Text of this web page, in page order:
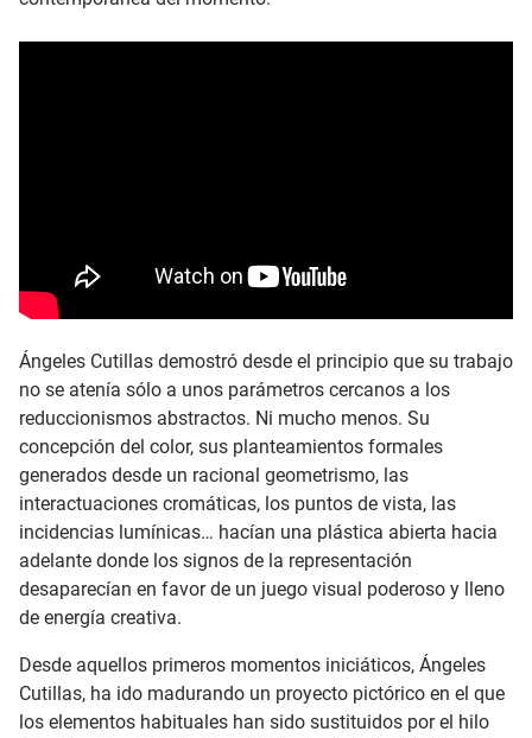
Ángeles Cutillas demostró desde el principio que su trabajo
no se atenía sólo a unos parámetros cercanos a los
reduccionismos abstractos. Ni mucho menos. Su
concepción del color, sus planteamientos formales
generados desde un racional geometrismo, las
interactuaciones cromáticas, los puntos de vista, las
incidencias lumínicas… hacían una plástica abierta hacia
adelante donde los signos de la representación
desaparecían en favor de un juego visual poderoso y lleno
de energía creativa.
Desde aquellos primeros momentos iniciáticos, Ángeles
Cutillas, ha ido madurando un proyecto pictórico en el que
los elementos habituales han sido sustituidos por el hilo